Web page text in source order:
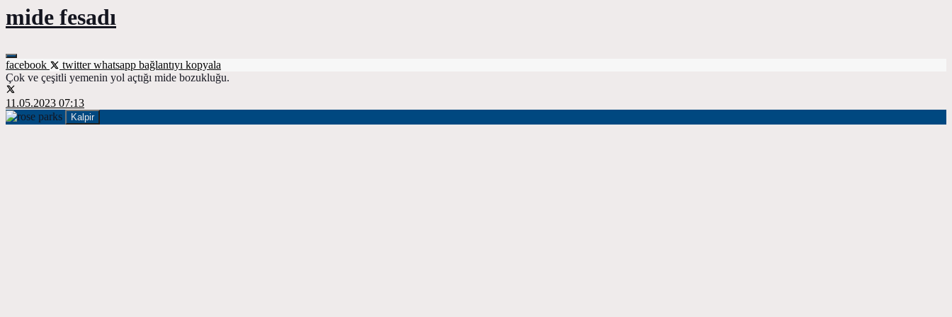
mide fesadı
facebook twitterwhatsapp bağlantıyı kopyala
Çok ve çeşitli yemenin yol açtığı mide bozukluğu.
11.05.2023 07:13
Kalpir